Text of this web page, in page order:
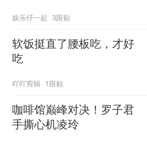
娱乐仔一起 3跟贴
软饭挺直了腰板吃，才好
吃
吖吖剪辑 1跟贴
咖啡馆巅峰对决！罗子君
手撕心机凌玲